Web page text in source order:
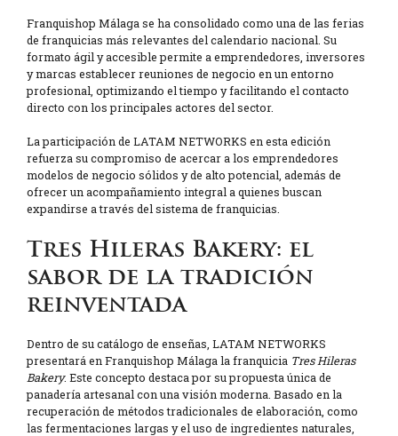
Franquishop Málaga se ha consolidado como una de las ferias
de franquicias más relevantes del calendario nacional. Su
formato ágil y accesible permite a emprendedores, inversores
y marcas establecer reuniones de negocio en un entorno
profesional, optimizando el tiempo y facilitando el contacto
directo con los principales actores del sector.
La participación de LATAM NETWORKS en esta edición
refuerza su compromiso de acercar a los emprendedores
modelos de negocio sólidos y de alto potencial, además de
ofrecer un acompañamiento integral a quienes buscan
expandirse a través del sistema de franquicias.
Tres Hileras Bakery: el
sabor de la tradición
reinventada
Dentro de su catálogo de enseñas, LATAM NETWORKS
presentará en Franquishop Málaga la franquicia Tres Hileras
Bakery. Este concepto destaca por su propuesta única de
panadería artesanal con una visión moderna. Basado en la
recuperación de métodos tradicionales de elaboración, como
las fermentaciones largas y el uso de ingredientes naturales,